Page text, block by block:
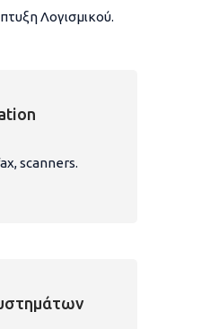
Λογισμικού.
scanners.